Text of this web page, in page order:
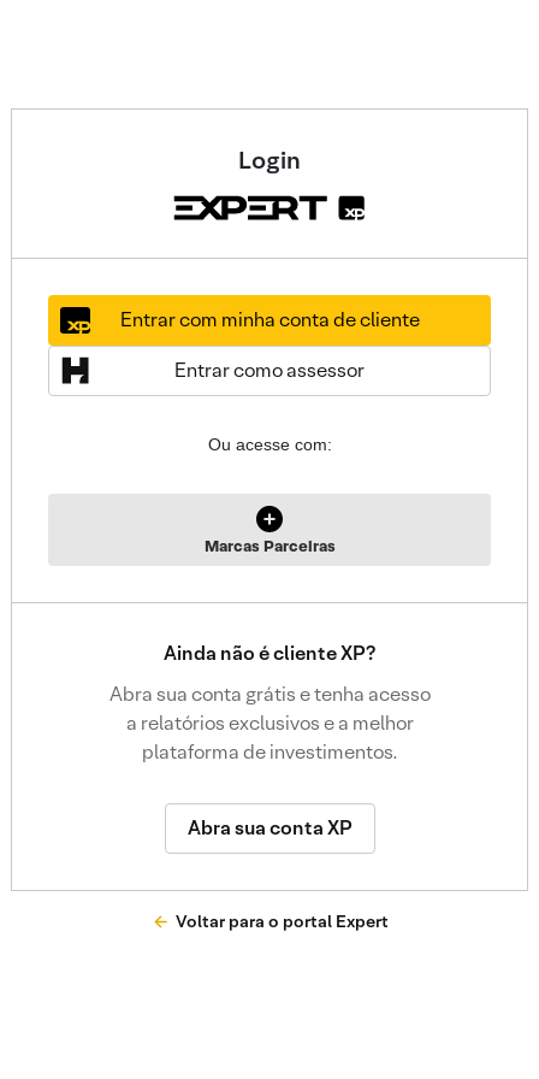
Login
Entrar com minha conta de cliente
Entrar como assessor
Ou acesse com:
Marcas Parceiras
Ainda não é cliente XP?
Abra sua conta grátis e tenha acesso
a relatórios exclusivos e a melhor
plataforma de investimentos.
Abra sua conta XP
Voltar para o portal Expert